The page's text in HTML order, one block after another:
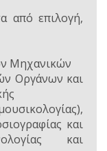
από επιλογή,
Μηχανικών
Οργάνων και
και
και